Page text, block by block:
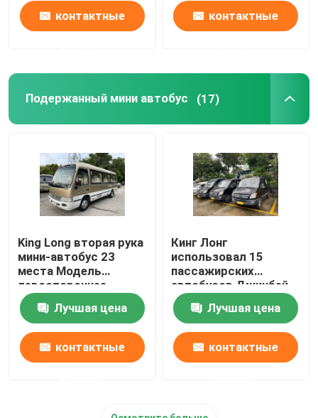
контактные контактные
Подержанный мини автобус (17)
King Long вторая рука
мини-автобус 23
места Модель
левостороннее
управление
Лучшая цена
контактные
Кинг Лонг
использовал 15
пассажирских
автобусов Джинбей
2-й ручной
микроавтобус левый
руль
Лучшая цена
контактные